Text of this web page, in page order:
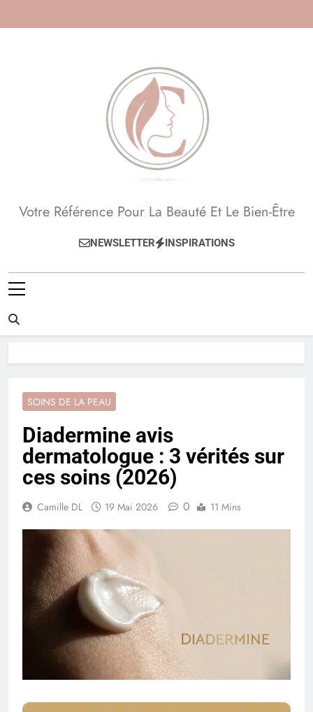
Beauté, Esthétique,
Anti-Âge
Votre Référence Pour La Beauté Et Le Bien-Être
NEWSLETTER INSPIRATIONS
SOINS DE LA PEAU
Diadermine avis
dermatologue : 3 vérités sur
ces soins (2026)
Camille DL 19 Mai 2026 0 11 Mins